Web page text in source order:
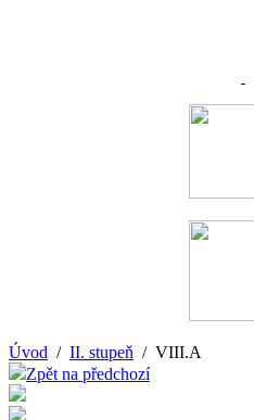
Úvod / II. stupeň / VIII.A
Zpět na předchozí